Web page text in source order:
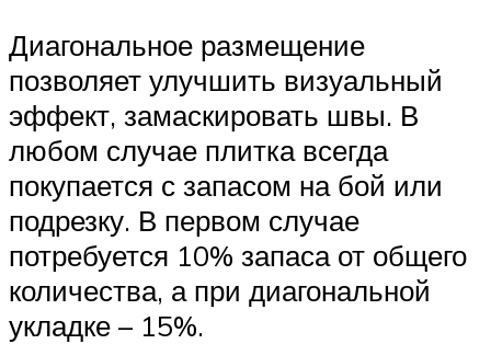
Диагональное размещение
позволяет улучшить визуальный
эффект, замаскировать швы. В
любом случае плитка всегда
покупается с запасом на бой или
подрезку. В первом случае
потребуется 10% запаса от общего
количества, а при диагональной
укладке – 15%.